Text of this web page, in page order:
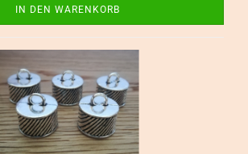
IN DEN WARENKORB